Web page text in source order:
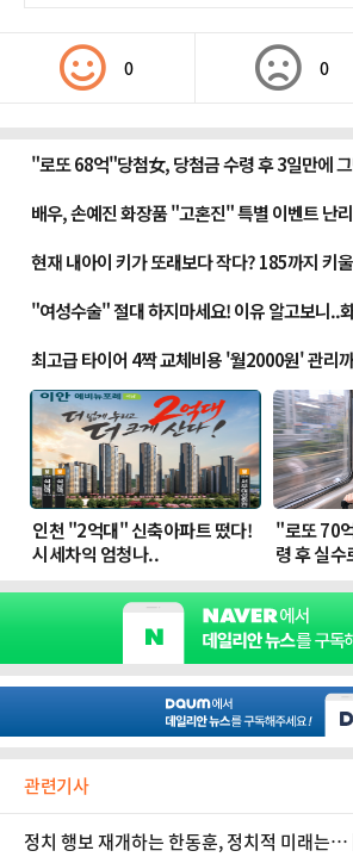
0 0
관련기사
정치 행보 재개하는 한동훈, 정치적 미래는